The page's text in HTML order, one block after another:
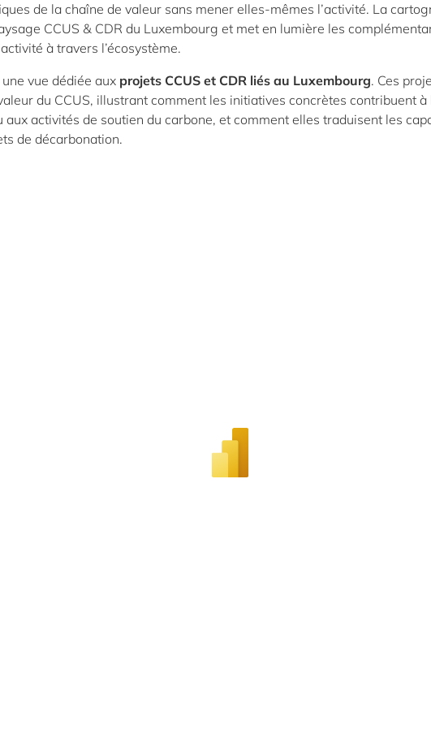
de la chaîne de valeur sans mener elles-mêmes l’activité. La
CCUS & CDR du Luxembourg et met en lumière les
à travers l’écosystème.
vue dédiée aux projets CCUS et CDR liés au Luxembourg. Ces
du CCUS, illustrant comment les initiatives concrètes contribuent à
aux activités de soutien du carbone, et comment elles traduisent les
de décarbonation.